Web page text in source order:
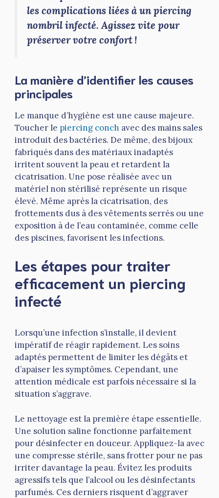
les complications liées à un piercing
nombril infecté. Agissez vite pour
préserver votre confort !
La manière d’identifier les causes
principales
Le manque d’hygiène est une cause majeure.
Toucher le piercing conch avec des mains sales
introduit des bactéries. De même, des bijoux
fabriqués dans des matériaux inadaptés
irritent souvent la peau et retardent la
cicatrisation. Une pose réalisée avec un
matériel non stérilisé représente un risque
élevé. Même après la cicatrisation, des
frottements dus à des vêtements serrés ou une
exposition à de l’eau contaminée, comme celle
des piscines, favorisent les infections.
Les étapes pour traiter
efficacement un piercing
infecté
Lorsqu’une infection s’installe, il devient
impératif de réagir rapidement. Les soins
adaptés permettent de limiter les dégâts et
d’apaiser les symptômes. Cependant, une
attention médicale est parfois nécessaire si la
situation s’aggrave.
Le nettoyage est la première étape essentielle.
Une solution saline fonctionne parfaitement
pour désinfecter en douceur. Appliquez-la avec
une compresse stérile, sans frotter pour ne pas
irriter davantage la peau. Évitez les produits
agressifs tels que l’alcool ou les désinfectants
parfumés. Ces derniers risquent d’aggraver